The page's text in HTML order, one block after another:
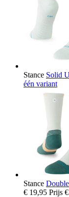
Stance Solid
één variant
Stance
€ 19,95 Prijs